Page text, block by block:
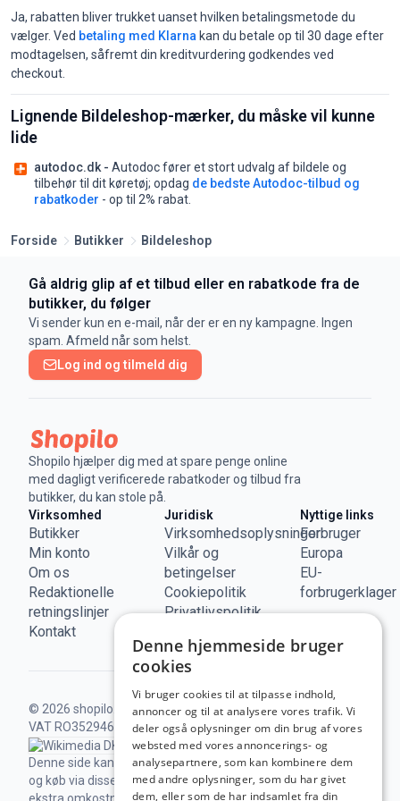
Ja, rabatten bliver trukket uanset hvilken betalingsmetode du
vælger. Ved betaling med Klarna kan du betale op til 30 dage efter
modtagelsen, såfremt din kreditvurdering godkendes ved
checkout.
Lignende Bildeleshop-mærker, du måske vil kunne
lide
autodoc.dk - Autodoc fører et stort udvalg af bildele og
tilbehør til dit køretøj; opdag de bedste Autodoc-tilbud og
rabatkoder - op til 2% rabat.
Forside Butikker Bildeleshop
Gå aldrig glip af et tilbud eller en rabatkode fra de
butikker, du følger
Vi sender kun en e-mail, når der er en ny kampagne. Ingen
spam. Afmeld når som helst.
Log ind og tilmeld dig
Shopilo hjælper dig med at spare penge online
med dagligt verificerede rabatkoder og tilbud fra
butikker, du kan stole på.
Virksomhed
Butikker
Min konto
Om os
Redaktionelle
retningslinjer
Kontakt
Juridisk
Virksomhedsoplysninger
Vilkår og
betingelser
Cookiepolitik
Privatlivspolitik
Nyttige links
Forbruger
Europa
EU-
forbrugerklager
© 2026 shopilo.dk.Drevet af DontPayFull SRL |
VAT RO35294618. Alle rettigheder forbeholdes.
Denne side kan indeholde links til vores partnere,
og køb via disse kan give os en kommission, uden
Denne hjemmeside bruger
cookies
Vi bruger cookies til at tilpasse indhold,
annoncer og til at analysere vores trafik. Vi
deler også oplysninger om din brug af vores
websted med vores annoncerings- og
analysepartnere, som kan kombinere dem
med andre oplysninger, som du har givet
dem, eller som de har indsamlet fra din